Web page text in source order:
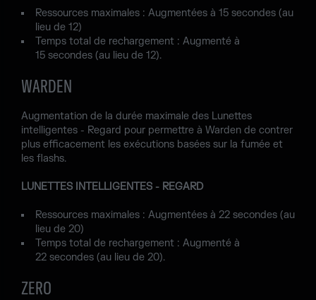
Ressources maximales : Augmentées à 15 secondes (au
lieu de 12)
Temps total de rechargement : Augmenté à
15 secondes (au lieu de 12).
WARDEN
Augmentation de la durée maximale des Lunettes
intelligentes - Regard pour permettre à Warden de contrer
plus efficacement les exécutions basées sur la fumée et
les flashs.
LUNETTES INTELLIGENTES - REGARD
Ressources maximales : Augmentées à 22 secondes (au
lieu de 20)
Temps total de rechargement : Augmenté à
22 secondes (au lieu de 20).
ZERO